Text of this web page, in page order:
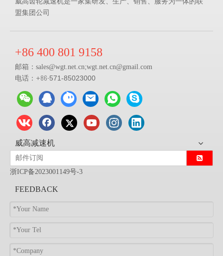
盟集团公司
+86 400 801 9158
邮箱： sales@wgt.net.cn;wgt.net.cn@gmail.com
电话：+86-571-85023000
威高减速机
浙ICP备2023001149号-3
FEEDBACK